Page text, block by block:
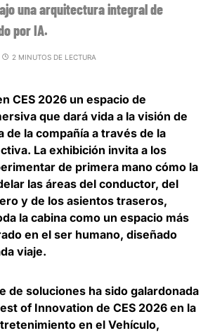
una arquitectura integral de
por IA.
2 MINUTOS DE LECTURA
CES 2026 un espacio de
que dará vida a la visión de
de la compañía a través de la
. La exhibición invita a los
de primera mano cómo la
las áreas del conductor, del
y de los asientos traseros,
la cabina como un espacio más
en el ser humano, diseñado
viaje.
de soluciones ha sido galardonada
of Innovation de CES 2026 en la
en el Vehículo,